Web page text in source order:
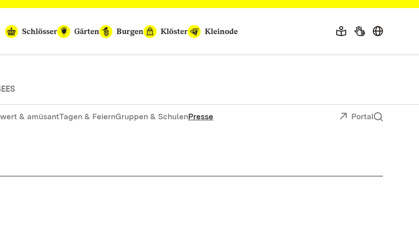
Schlösser
Gärten Burgen Klöster Kleinode
& amüsantTagen & FeiernGruppen & SchulenPresse Portal